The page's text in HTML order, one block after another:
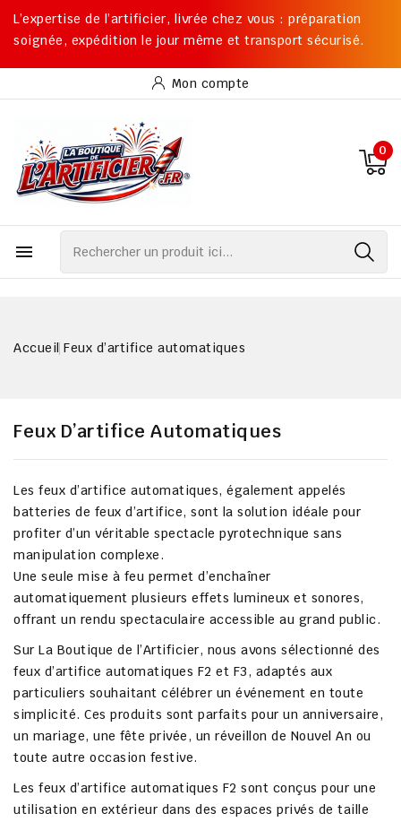
L’expertise de l’artificier, livrée chez vous : préparation
soignée, expédition le jour même et transport sécurisé.
Mon compte
0

Accueil Feux d’artifice automatiques
Feux D’artifice Automatiques
Les feux d’artifice automatiques, également appelés
batteries de feux d’artifice, sont la solution idéale pour
profiter d’un véritable spectacle pyrotechnique sans
manipulation complexe.
Une seule mise à feu permet d’enchaîner
automatiquement plusieurs effets lumineux et sonores,
offrant un rendu spectaculaire accessible au grand public.
Sur La Boutique de l’Artificier, nous avons sélectionné des
feux d’artifice automatiques F2 et F3, adaptés aux
particuliers souhaitant célébrer un événement en toute
simplicité. Ces produits sont parfaits pour un anniversaire,
un mariage, une fête privée, un réveillon de Nouvel An ou
toute autre occasion festive.
Les feux d’artifice automatiques F2 sont conçus pour une
utilisation en extérieur dans des espaces privés de taille